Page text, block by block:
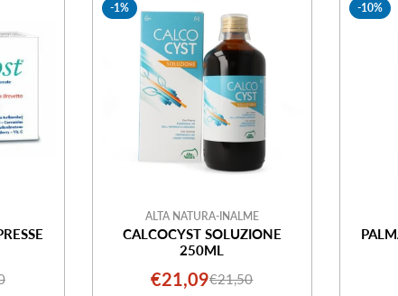
-1%
ALTA NATURA-INALME
CALCOCYST SOLUZIONE
250ML
Prezzo
€21,09Prezzo
€21,50
-10%